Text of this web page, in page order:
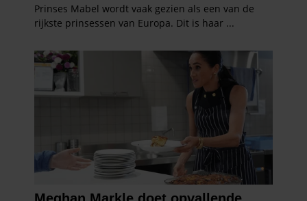
partners voor social media, adverteren en analyse. Deze
partners kunnen deze gegevens combineren met andere
verzameld op basis van uw gebruik van hun services. U
gaat akkoord met onze cookies als u onze website blijft
gebruiken.